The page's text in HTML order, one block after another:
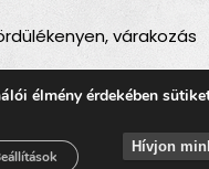
várakozás
minden
élmény érdekében
Hívjon